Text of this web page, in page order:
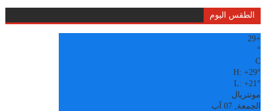
الطقس اليوم
+
29
°
C
H:+29°
L:+21°
مونتريال
الجمعة, 07 آب